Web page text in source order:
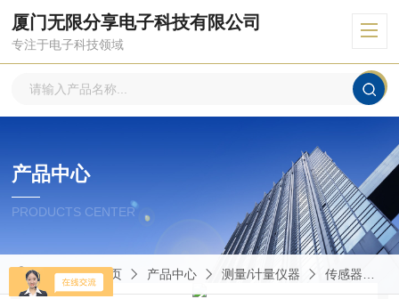
厦门无限分享电子科技有限公司
专注于电子科技领域
产品中心
PRODUCTS CENTER
当前位置：首页 产品中心 测量/计量仪器 传感器